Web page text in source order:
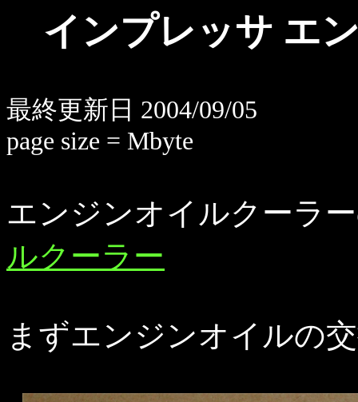
インプレッサ エ
最終更新日 2004/09/05
page size = Mbyte
エンジンオイルクーラ
ルクーラー
まずエンジンオイルの